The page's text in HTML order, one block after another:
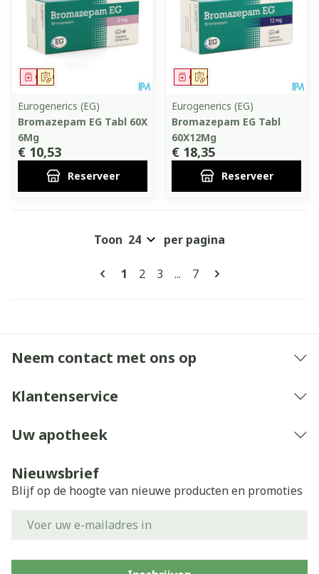
Op voorschrift
Geneesmiddel
Eurogenerics (EG)
Bromazepam EG Tabl 60X
6Mg
€ 10,53
Reserveer
Op voorschrift
Geneesmiddel
Eurogenerics (EG)
Bromazepam EG Tabl
60X12Mg
€ 18,35
Reserveer
Pagina's
U lees momenteel pagina
1 Pagina
2 Pagina
3 ... Pagina
7
Toon per pagina
Neem contact met ons op
Klantenservice
Uw apotheek
Nieuwsbrief
Blijf op de hoogte van nieuwe producten en promoties